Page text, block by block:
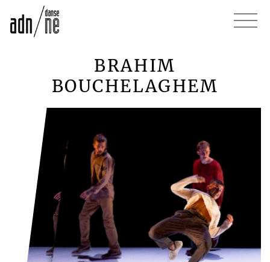
BRAHIM
BOUCHELAGHEM